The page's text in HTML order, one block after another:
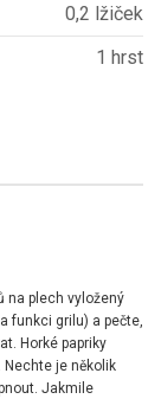
0,2 lžiček
1 hrst
na plech vyložený
funkci grilu) a pečte,
Horké papriky
je několik
Jakmile